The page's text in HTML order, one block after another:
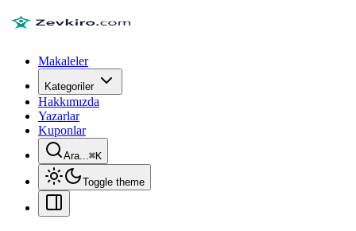
Makaleler
Kategoriler
Hakkımızda
Yazarlar
Kuponlar
Ara...⌘K
Toggle theme